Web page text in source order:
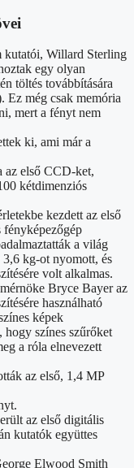
kutatói, Willard Sterling
egy olyan
töltés továbbítására
Ez még csak memória
mert a fényt nem
ki, ami már a
az első CCD-ket,
kétdimenziós
kezdett az első
a világ
kg-ot nyomott, és
volt alkalmas.
Bryce Bayer az
használható
képek
hogy színes szűrőket
a róla elnevezett
az első, 1,4 MP
az első digitális
kutatók együttes
Elwood Smith